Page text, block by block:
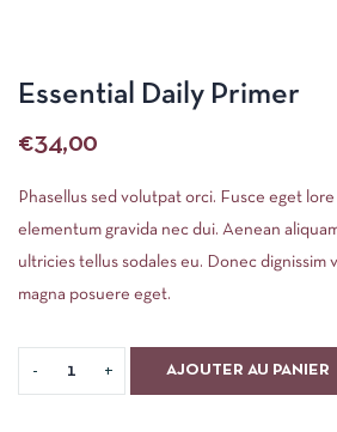
Essential Daily Primer
€34,00
Phasellus sed volutpat orci. Fusce eget
elementum gravida nec dui. Aenean
ultricies tellus sodales eu. Donec dignissim
magna posuere eget.
AJOUTER AU PANIER